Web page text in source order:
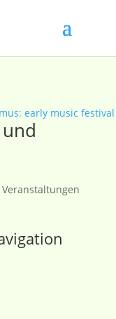
early music festival